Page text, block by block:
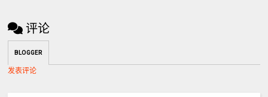
评论
BLOGGER
发表评论